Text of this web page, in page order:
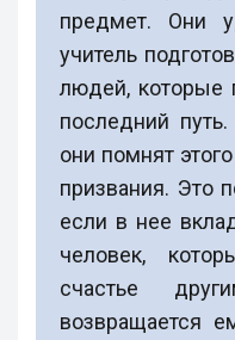
предмет. Они
учитель
людей, которые
последний
они помнят
призвания. Это
если в нее
человек,
счастье
возвращается